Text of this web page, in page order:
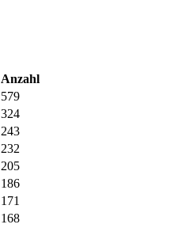
Anzahl
579
324
243
232
205
186
171
168